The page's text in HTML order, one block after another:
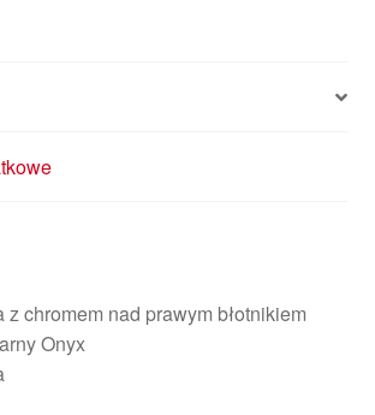
chromem nad prawym błotnikiem
Onyx